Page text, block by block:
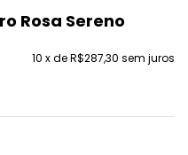
Rosa Sereno
10 x deR$287,30 sem juros